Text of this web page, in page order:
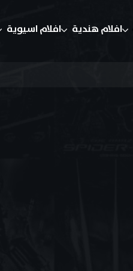
افلام هندية افلام اسيوية